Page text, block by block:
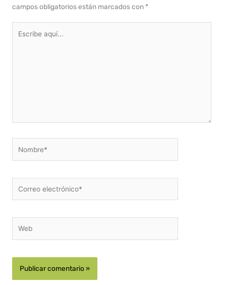
campos obligatorios están marcados con *
aquí...
electrónico*